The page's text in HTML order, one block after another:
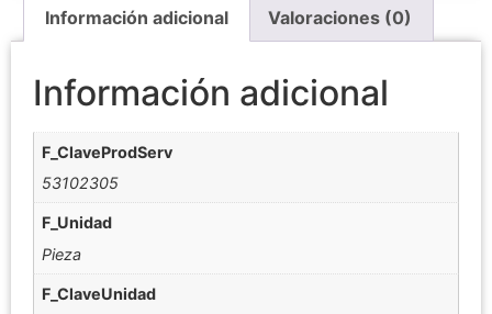
Información adicional Valoraciones (0)
Información adicional
F_ClaveProdServ
53102305
F_Unidad
Pieza
F_ClaveUnidad